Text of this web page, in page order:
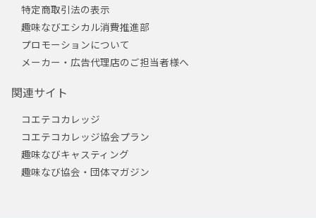
特定商取引法の表示
趣味なびエシカル消費推進部
プロモーションについて
メーカー・広告代理店のご担当者様へ
関連サイト
コエテコカレッジ
コエテコカレッジ協会プラン
趣味なびキャスティング
趣味なび協会・団体マガジン